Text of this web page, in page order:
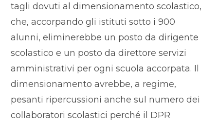
tagli dovuti al dimensionamento scolastico,
che, accorpando gli istituti sotto i 900
alunni, eliminerebbe un posto da dirigente
scolastico e un posto da direttore servizi
amministrativi per ogni scuola accorpata. Il
dimensionamento avrebbe, a regime,
pesanti ripercussioni anche sul numero dei
collaboratori scolastici perché il DPR